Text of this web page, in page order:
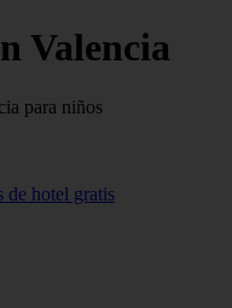
Valencia
para niños